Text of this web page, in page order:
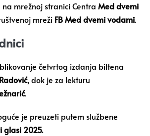
mrežnoj stranici Centra Med dvemi
mreži FB Med dvemi vodami.
četvrtog izdanja biltena
, dok je za lekturu
.
je preuzeti putem službene
glasi 2025.